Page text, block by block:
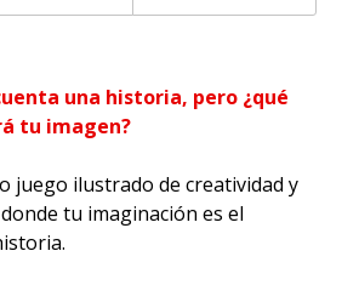
una historia, pero ¿qué
tu imagen?
juego ilustrado de creatividad y
tu imaginación es el